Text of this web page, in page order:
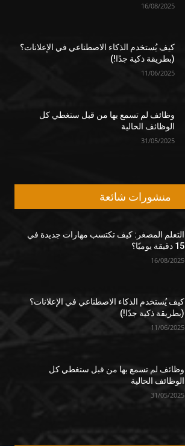
16/08/2025
كيف يُستخدم الذكاء الاصطناعي في الإعلانات؟
(بطريقة ذكية جدًا!)
11/06/2025
وظائف لم تسمع بها من قبل ستغطي كل
الوظائف الحالية
31/05/2025
منشورات شائعة
التعلم المصغر: كيف تكتسب مهارات جديدة في
15 دقيقة يوميًا؟
16/08/2025
كيف يُستخدم الذكاء الاصطناعي في الإعلانات؟
(بطريقة ذكية جدًا!)
11/06/2025
وظائف لم تسمع بها من قبل ستغطي كل
الوظائف الحالية
31/05/2025